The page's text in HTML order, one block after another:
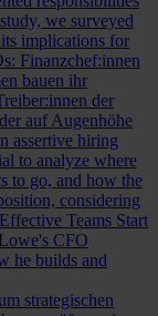
we surveyed
implications for
Finanzchef:innen
bauen ihr
der
auf Augenhöhe
assertive hiring
to analyze where
to go, and how the
considering
Effective Teams Start
CFO
he builds and
strategischen